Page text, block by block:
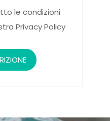
le condizioni
Privacy Policy